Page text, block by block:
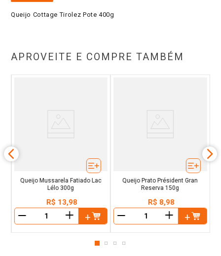
Queijo Cottage Tirolez Pote 400g
APROVEITE E COMPRE TAMBÉM
Queijo Mussarela Fatiado Lac
Lélo 300g
R$ 13,98
＋
Queijo Prato Président Gran
Reserva 150g
R$ 8,98
＋